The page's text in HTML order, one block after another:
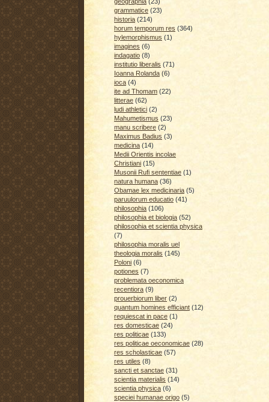
grammatice (23)
historia (214)
horum temporum res (364)
hylemorphismus (1)
imagines (6)
indagatio (8)
institutio liberalis (71)
Ioanna Rolanda (6)
ioca (4)
ite ad Thomam (22)
litterae (62)
ludi athletici (2)
Mahumetismus (23)
manu scribere (2)
Maximus Badius (3)
medicina (14)
Medii Orientis incolae
Christiani (15)
Musonii Rufi sententiae (1)
natura humana (36)
Obamae lex medicinaria (5)
paruulorum educatio (41)
philosophia (106)
philosophia et biologia (52)
philosophia et scientia physica
(7)
philosophia moralis uel
theologia moralis (145)
Poloni (6)
potiones (7)
problemata oeconomica
recentiora (9)
prouerbiorum liber (2)
quantum homines efficiant (12)
requiescat in pace (1)
res domesticae (24)
res politicae (133)
res politicae oeconomicae (28)
res scholasticae (57)
res utiles (8)
sancti et sanctae (31)
scientia materialis (14)
scientia physica (6)
speciei humanae origo (5)